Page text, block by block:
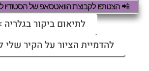
📲 הצטרפו לקבוצת הוואטסאפ של הסטודיו
לתיאום ביקור בגלריה
להדמיית הציור על הקיר שלי